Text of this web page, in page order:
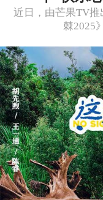
近日，由芒果TV
棘2025